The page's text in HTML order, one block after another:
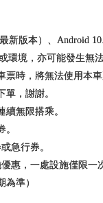
版本）、Android
境，亦可能發生無法
時，將無法使用本
，謝謝。
無限搭乘。
急行券。
惠，一處設施僅限一
準）